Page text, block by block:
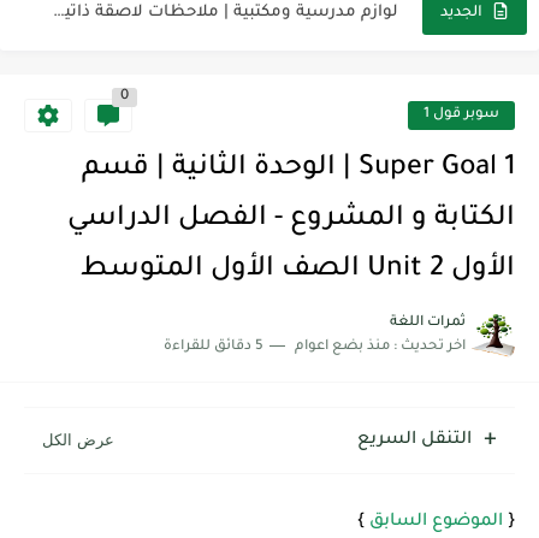
الجديد لوازم مدرسية ومكتبية | ملاحظات لاصقة ذاتية على شكل قلب...
سوبر قول 1
0
Super Goal 1 | الوحدة الثانية | قسم
الكتابة و المشروع - الفصل الدراسي
الأول Unit 2 الصف الأول المتوسط
ثمرات اللغة
اخر تحديث : منذ بضع اعوام 5 دقائق للقراءة
التنقل السريع
{ الموضوع السابق }